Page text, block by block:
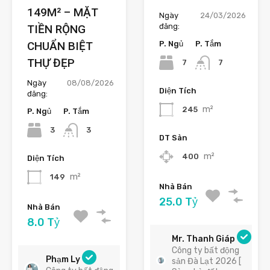
149M² – MẶT
TIỀN RỘNG
CHUẨN BIỆT
THỰ ĐẸP
Ngày
đăng:
08/08/2026
P. Ngủ
3
P. Tắm
3
Diện Tích
149 m²
Nhà Bán
8.0 Tỷ
Phạm Ly
Ngày
đăng:
24/03/2026
P. Ngủ
7
P. Tắm
7
Diện Tích
245 m²
DT Sàn
400 m²
Nhà Bán
25.0 Tỷ
Mr. Thanh Giáp
Công ty bất động
sản Đà Lạt 2026 [